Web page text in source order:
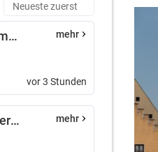
Sachbearbeitung Rechnungswesen (m/w/d) mehr
vor 3 Stunden
Mitarbeiterin / Mitarbeiter Personalservice (w/m/d) Schwerpunkt Bewerbungsmanagement - 12219-12 mehr